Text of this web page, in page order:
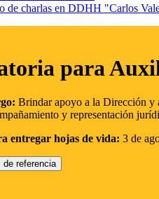
de charlas en DDHH "Carlos
para
Brindar apoyo a la Dirección y
y representación
entregar hojas de vida: 3 de
de referencia